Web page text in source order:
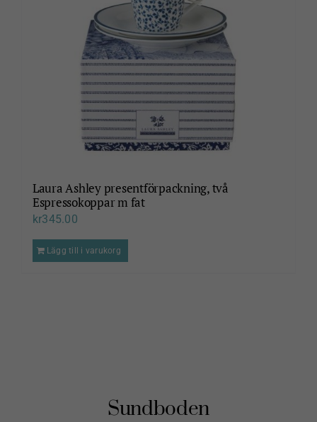
Laura Ashley presentförpackning, två
Espressokoppar m fat
kr345.00
Lägg till i varukorg
Sundboden